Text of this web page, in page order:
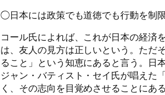
◯日本には政策でも道徳でも行動を制
コール氏によれば、これが日本の経済
は、友人の見方は正しいという。ただ
ること」という知恵にあると言う。日
ジャン・バティスト・セイ氏が唱えた
く、その志向を目覚めさせることにあ